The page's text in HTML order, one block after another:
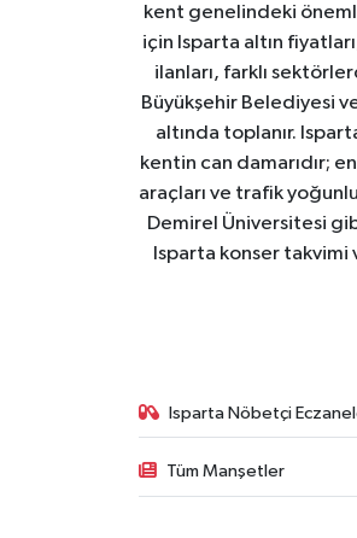
kent genelindeki
için Isparta altın
ilanları, farklı
Büyükşehir Belediyesi
altında toplanır.
kentin can damarıdır;
araçları ve trafik
Demirel Üniversitesi
Isparta konser
Isparta Nöbetçi
Tüm Manşetler